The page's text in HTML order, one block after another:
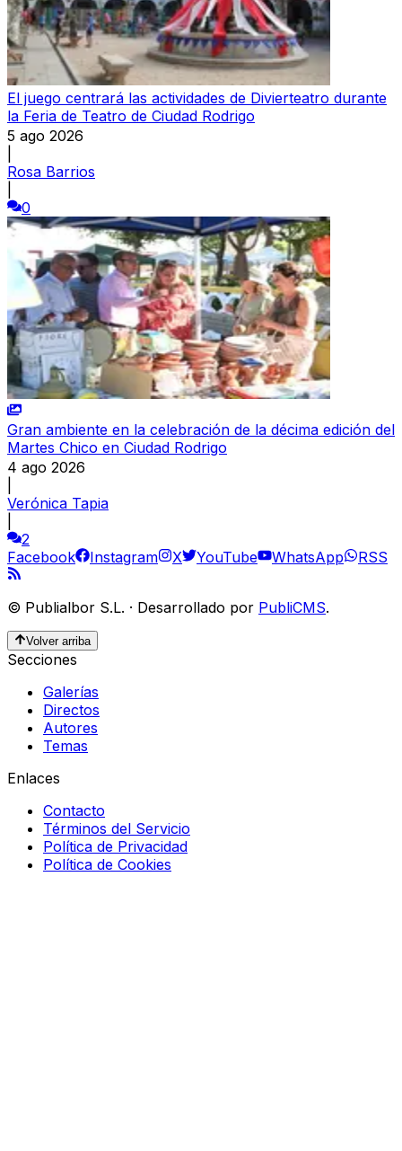
El juego centrará las actividades de Divierteatro durante
la Feria de Teatro de Ciudad Rodrigo
5 ago 2026
Rosa Barrios
0
Gran ambiente en la celebración de la décima edición del
Martes Chico en Ciudad Rodrigo
4 ago 2026
Verónica Tapia
2
Facebook
Instagram X YouTube WhatsApp RSS
© Publialbor S.L. · Desarrollado por PubliCMS.
Volver arriba
Secciones
Galerías
Directos
Autores
Temas
Enlaces
Contacto
Términos del Servicio
Política de Privacidad
Política de Cookies